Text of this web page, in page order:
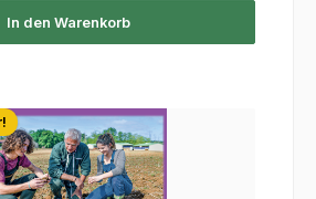
In den Warenkorb